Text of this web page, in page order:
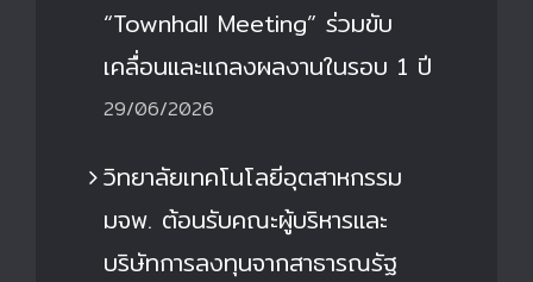
“Townhall Meeting” ร่วมขับ
เคลื่อนและแถลงผลงานในรอบ 1 ปี
29/06/2026
วิทยาลัยเทคโนโลยีอุตสาหกรรม
มจพ. ต้อนรับคณะผู้บริหารและ
บริษัทการลงทุนจากสาธารณรัฐ